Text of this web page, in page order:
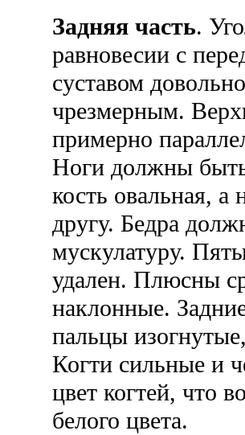
Задняя часть.
равновесии с
суставом
чрезмерным.
примерно
Ноги должны
кость овальная, а
другу. Бедра
мускулатуру.
удален. Плюсны
наклонные.
пальцы
Когти сильные и
цвет когтей, что
белого цвета.